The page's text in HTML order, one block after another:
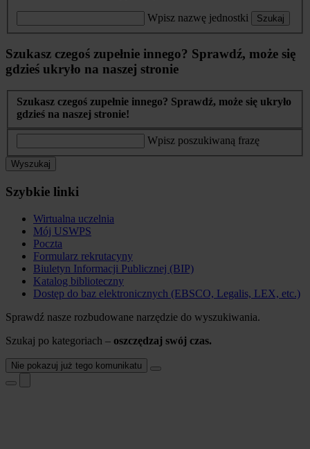
Wpisz nazwę jednostki Szukaj
Szukasz czegoś zupełnie innego? Sprawdź, może się
gdzieś ukryło na naszej stronie
Szukasz czegoś zupełnie innego? Sprawdź, może się ukryło
gdzieś na naszej stronie!
Wpisz poszukiwaną frazę
Wyszukaj
Szybkie linki
Wirtualna uczelnia
Mój USWPS
Poczta
Formularz rekrutacyny
Biuletyn Informacji Publicznej (BIP)
Katalog biblioteczny
Dostęp do baz elektronicznych (EBSCO, Legalis, LEX, etc.)
Sprawdź nasze rozbudowane narzędzie do wyszukiwania.
Szukaj po kategoriach – oszczędzaj swój czas.
Nie pokazuj już tego komunikatu